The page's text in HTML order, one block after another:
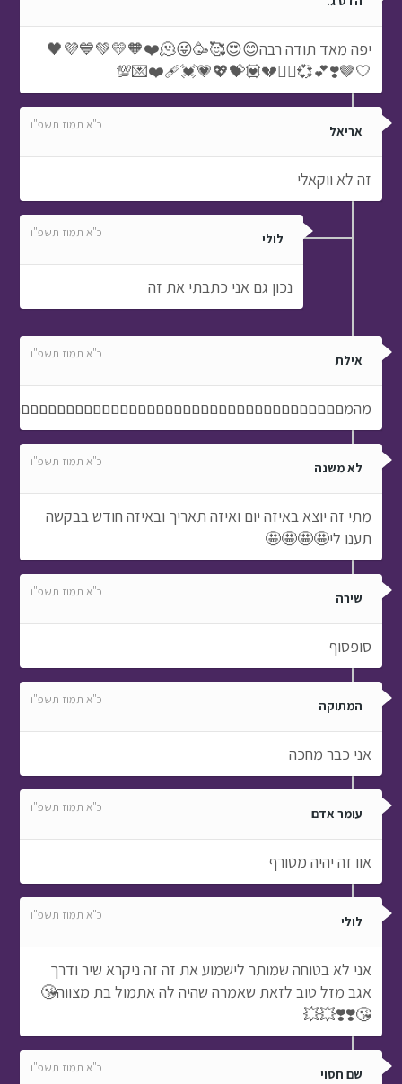
יפה מאד תודה רבה😊😍🥰🥳😜🫠❤️🧡💛💚💙💜🖤
🤍🤎❣️💕💞❤️‍🔥💔💟💝💖💗💓❤️‍🩹💌💯
אריאל כ"א תמוז תשפ"ו
זה לא ווקאלי
לולי כ"א תמוז תשפ"ו
נכון גם אני כתבתי את זה
אילת כ"א תמוז תשפ"ו
לא משנה כ"א תמוז תשפ"ו
מתי זה יוצא באיזה יום ואיזה תאריך ובאיזה חודש בבקשה
תענו לי🤩🤩🤩🤩
שירה כ"א תמוז תשפ"ו
סופסוף
המתוקה כ"א תמוז תשפ"ו
אני כבר מחכה
עומר אדם כ"א תמוז תשפ"ו
אוו זה יהיה מטורף
לולי כ"א תמוז תשפ"ו
אני לא בטוחה שמותר לישמוע את זה זה ניקרא שיר ודרך
אגב מזל טוב לזאת שאמרה שהיה לה אתמול בת מצווה😘
😘❣️❣️💥💥
שם חסוי כ"א תמוז תשפ"ו